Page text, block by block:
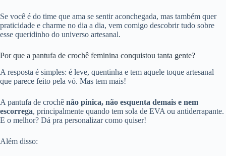
Se você é do time que ama se sentir aconchegada, mas também quer
praticidade e charme no dia a dia, vem comigo descobrir tudo sobre
esse queridinho do universo artesanal.
Por que a pantufa de crochê feminina conquistou tanta gente?
A resposta é simples: é leve, quentinha e tem aquele toque artesanal
que parece feito pela vó. Mas tem mais!
A pantufa de crochê não pinica, não esquenta demais e nem
escorrega, principalmente quando tem sola de EVA ou antiderrapante.
E o melhor? Dá pra personalizar como quiser!
Além disso: